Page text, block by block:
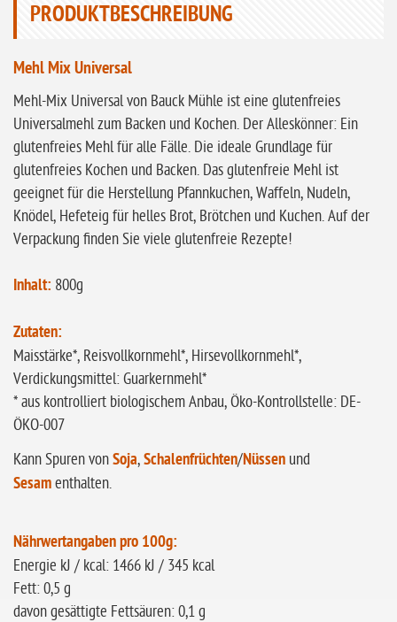
PRODUKTBESCHREIBUNG
Mehl Mix Universal
Mehl-Mix Universal von Bauck Mühle ist eine glutenfreies
Universalmehl zum Backen und Kochen. Der Alleskönner: Ein
glutenfreies Mehl für alle Fälle. Die ideale Grundlage für
glutenfreies Kochen und Backen. Das glutenfreie Mehl ist
geeignet für die Herstellung Pfannkuchen, Waffeln, Nudeln,
Knödel, Hefeteig für helles Brot, Brötchen und Kuchen. Auf der
Verpackung finden Sie viele glutenfreie Rezepte!
Inhalt: 800g
Zutaten:
Maisstärke*, Reisvollkornmehl*, Hirsevollkornmehl*,
Verdickungsmittel: Guarkernmehl*
* aus kontrolliert biologischem Anbau, Öko-Kontrollstelle: DE-
ÖKO-007
Kann Spuren vonSoja,Schalenfrüchten/Nüssen und
Sesamenthalten.
Nährwertangaben pro 100g:
Energie kJ / kcal: 1466 kJ / 345 kcal
Fett: 0,5 g
davon gesättigte Fettsäuren: 0,1 g